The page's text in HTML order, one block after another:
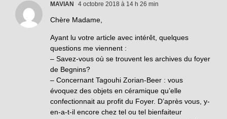
MAVIAN 4 octobre 2018 à 14 h 26 min
Chère Madame,
Ayant lu votre article avec intérêt, quelques
questions me viennent :
– Savez-vous où se trouvent les archives du foyer
de Begnins?
– Concernant Tagouhi Zorian-Beer : vous
évoquez des objets en céramique qu’elle
confectionnait au profit du Foyer. D’après vous, y-
en-a-t-il encore chez tel ou tel bienfaiteur